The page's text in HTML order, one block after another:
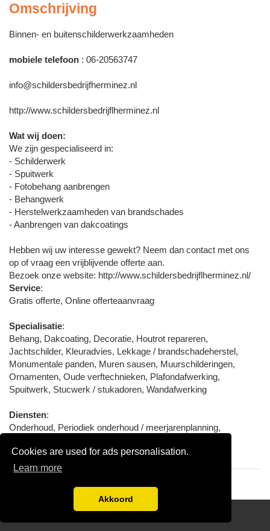
Cookies are used for ads personalisation.
Learn more
Akkoord
Omschrijving
Binnen- en buitenschilderwerkzaamheden
mobiele telefoon : 06-20563747
info@schildersbedrijfherminez.nl
http://www.schildersbedrijflherminez.nl
Wat wij doen:
We zijn gespecialiseerd in:
- Schilderwerk
- Spuitwerk
- Fotobehang aanbrengen
- Behangwerk
- Herstelwerkzaamheden van brandschades
- Aanbrengen van dakcoatings
Hebben wij uw interesse gewekt? Neem dan contact met ons
op of vraag een vrijblijvende offerte aan.
Bezoek onze website: http://www.schildersbedrijflherminez.nl/
Service:
Gratis offerte, Online offerteaanvraag
Specialisatie:
Behang, Dakcoating, Decoratie, Houtrot repareren,
Jachtschilder, Kleuradvies, Lekkage / brandschadeherstel,
Monumentale panden, Muren sausen, Muurschilderingen,
Ornamenten, Oude verftechnieken, Plafondafwerking,
Spuitwerk, Stucwerk / stukadoren, Wandafwerking
Diensten:
Onderhoud, Periodiek onderhoud / meerjarenplanning,
Schilderwerk buiten, Winterkorting